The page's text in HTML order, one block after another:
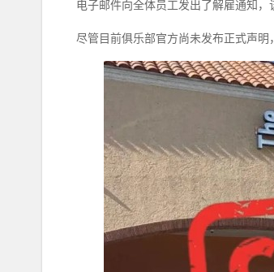
电子邮件向全体员工发出了解雇通知，
尽管目前俱乐部官方尚未发布正式声明